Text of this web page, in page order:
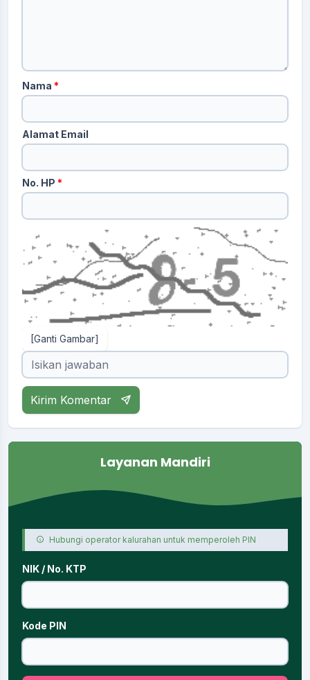
Nama *
Alamat Email
No. HP *
[Ganti Gambar]
Kirim Komentar
Layanan Mandiri
Hubungi operator kalurahan untuk memperoleh PIN
NIK / No. KTP
Kode PIN